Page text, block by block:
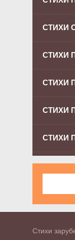
СТИХИ
СТИХИ
СТИХИ
СТИХИ
СТИХИ
Стихи